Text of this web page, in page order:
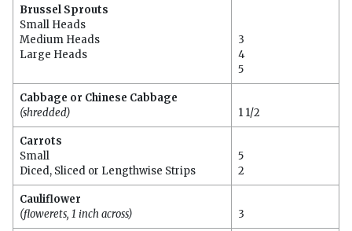
Brussel Sprouts
Small Heads
Medium Heads
Large Heads
3
4
5
Cabbage or Chinese Cabbage
(shredded)
1 1/2
Carrots
Small
Diced, Sliced or Lengthwise Strips
5
2
Cauliflower
(flowerets, 1 inch across)
3